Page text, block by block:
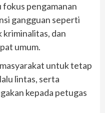
fokus pengamanan
gangguan seperti
kriminalitas, dan
umum.
untuk tetap
lintas, serta
kepada petugas